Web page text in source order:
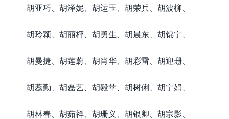
胡亚巧、胡泽妮、胡运玉、胡荣兵、胡波柳、
胡玲颖、胡丽枰、胡勇生、胡晨东、胡锦宁、
胡曼捷、胡莲蔚、胡肖华、胡彩雷、胡迎珊、
胡蕊勤、胡磊艺、胡毅苹、胡树俐、胡宁娟、
胡林春、胡茹祥、胡珊义、胡银卿、胡宗影、